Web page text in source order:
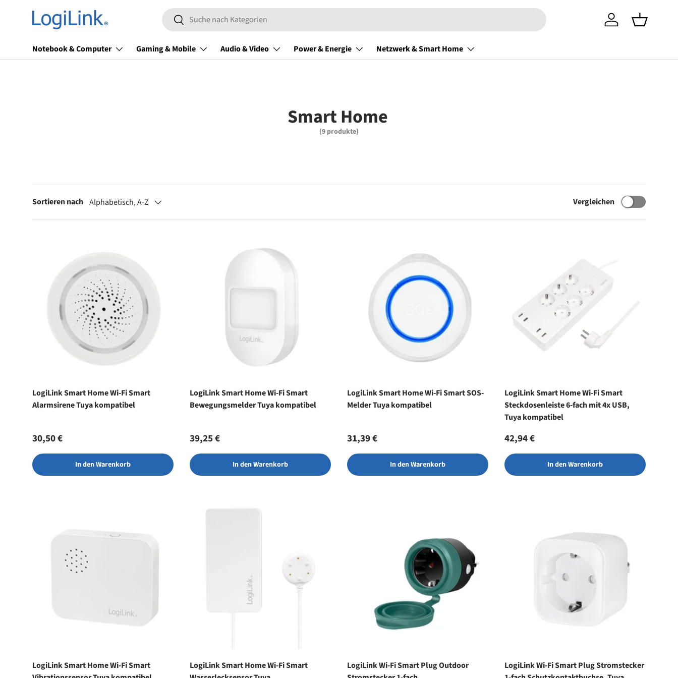
Direkt zum Inhalt
Suchen
Suchen Einloggen
Notebook & Computer Gaming & Mobile Audio & Video Power & Energie Netzwerk & Smart Home
Smart Home
(9 produkte)
Sortieren nach Alphabetisch, A-Z Vergleichen
LogiLink Smart Home Wi-Fi Smart
Alarmsirene Tuya kompatibel
Normaler Preis
30,50 €
In den Warenkorb
LogiLink Smart Home Wi-Fi Smart
Bewegungsmelder Tuya kompatibel
Normaler Preis
39,25 €
In den Warenkorb
LogiLink Smart Home Wi-Fi Smart SOS-
Melder Tuya kompatibel
Normaler Preis
31,39 €
In den Warenkorb
LogiLink Smart Home Wi-Fi Smart
Steckdosenleiste 6-fach mit 4x USB,
Tuya kompatibel
Normaler Preis
42,94 €
In den Warenkorb
LogiLink Smart Home Wi-Fi Smart
LogiLink Smart Home Wi-Fi Smart
LogiLink Wi-Fi Smart Plug Outdoor
LogiLink Wi-Fi Smart Plug Stromstecker